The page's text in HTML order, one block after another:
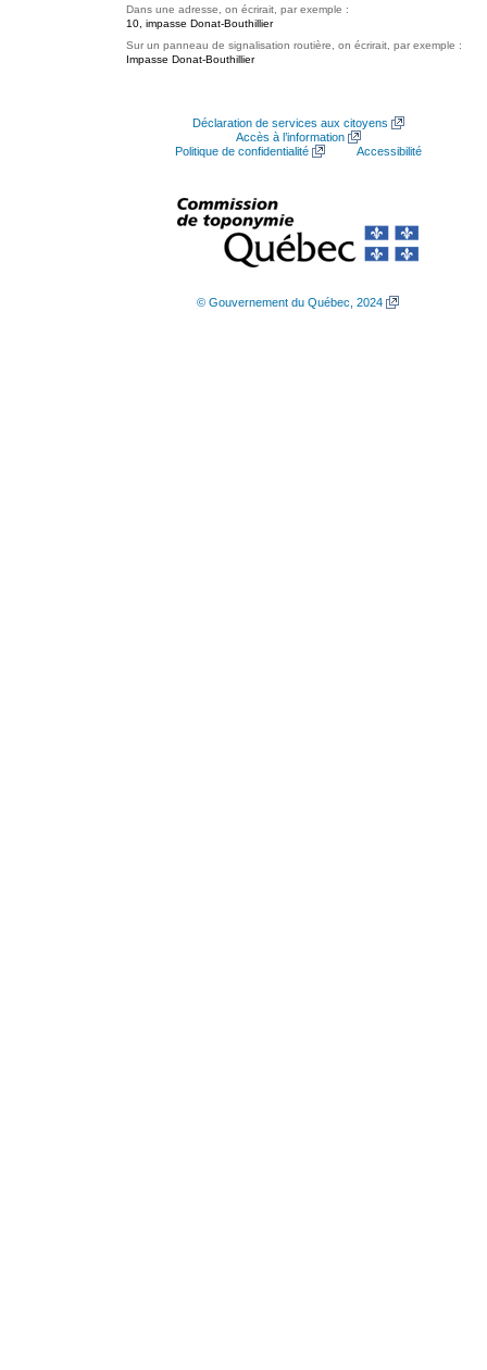
Dans une adresse, on écrirait, par exemple :
10, impasse Donat-Bouthillier
Sur un panneau de signalisation routière, on écrirait, par exemple :
Impasse Donat-Bouthillier
Déclaration de services aux citoyens
Accès à l’information
Politique de confidentialité
Accessibilité
© Gouvernement du Québec, 2024